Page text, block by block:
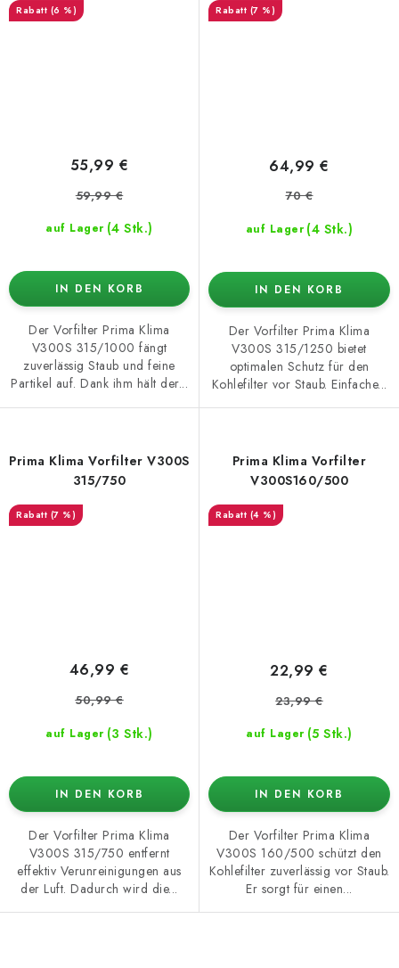
(6 %)
auf Lager (4 Stk.)
55,99 €
59,99 €
IN DEN KORB
Der Vorfilter Prima Klima
V300S 315/1000 fängt
zuverlässig Staub und feine
Partikel auf. Dank ihm hält der...
(7 %)
auf Lager (4 Stk.)
64,99 €
70 €
IN DEN KORB
Der Vorfilter Prima Klima
V300S 315/1250 bietet
optimalen Schutz für den
Kohlefilter vor Staub. Einfache...
Prima Klima Vorfilter V300S
315/750
(7 %)
auf Lager (3 Stk.)
46,99 €
50,99 €
IN DEN KORB
Der Vorfilter Prima Klima
V300S 315/750 entfernt
effektiv Verunreinigungen aus
der Luft. Dadurch wird die...
Prima Klima Vorfilter
V300S160/500
(4 %)
auf Lager (5 Stk.)
22,99 €
23,99 €
IN DEN KORB
Der Vorfilter Prima Klima
V300S 160/500 schützt den
Kohlefilter zuverlässig vor Staub.
Er sorgt für einen...